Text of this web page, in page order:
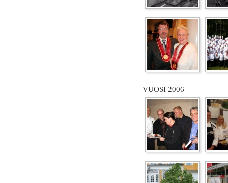
VUOSI 2006